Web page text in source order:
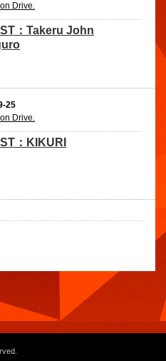
Drive.
：Takeru John
25
Drive.
：KIKURI